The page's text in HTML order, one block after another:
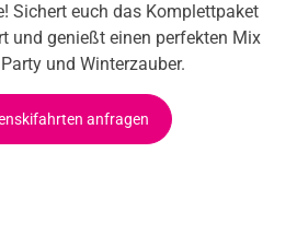
Sichert euch das Komplettpaket
und genießt einen perfekten Mix
und Winterzauber.
anfragen